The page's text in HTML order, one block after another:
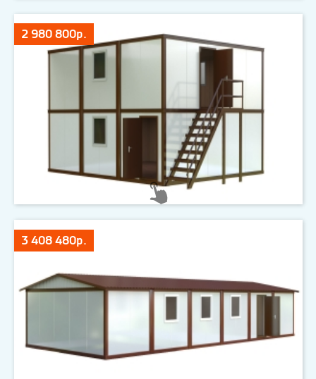
2 980 800р.
3 408 480р.